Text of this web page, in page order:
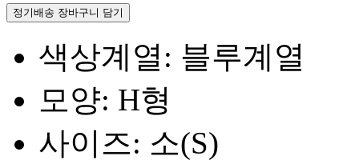
정기배송 장바구니 담기
색상계열: 블루계열
모양: H형
사이즈: 소(S)